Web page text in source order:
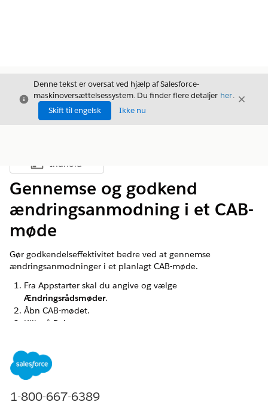
Luk
Denne tekst er oversat ved hjælp af Salesforce-
maskinoversættelsessystem. Du finder flere detaljer her.
Skift til engelsk
Ikke nu
Luk
Vis indholdsfortegnelse
Indhold
Gennemse og godkend
ændringsanmodning i et CAB-
møde
Gør godkendelseffektivitet bedre ved at gennemse
ændringsanmodninger i et planlagt CAB-møde.
Fra Appstarter skal du angive og vælge
Ændringsrådsmøder.
Åbn CAB-mødet.
Klik på Relateret
Klik på
I Godkend anmodning skal du om nødvendigt indtaste
Klik påGodkend.
1-800-667-6389